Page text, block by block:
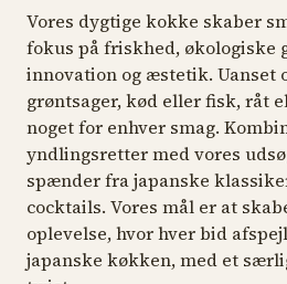
Vores dygtige kokke skaber
fokus på friskhed, økologiske
innovation og æstetik.
grøntsager, kød eller fisk, råt
noget for enhver smag.
yndlingsretter med vores
spænder fra japanske
cocktails. Vores mål er at
oplevelse, hvor hver bid
japanske køkken, med et